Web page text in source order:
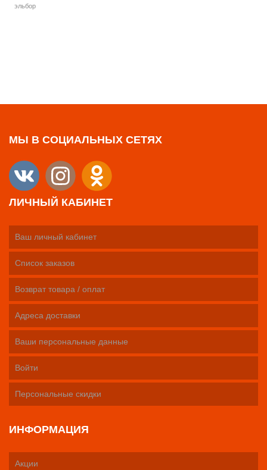
эльбор
МЫ В СОЦИАЛЬНЫХ СЕТЯХ
ЛИЧНЫЙ КАБИНЕТ
Ваш личный кабинет
Список заказов
Возврат товара / оплат
Адреса доставки
Ваши персональные данные
Войти
Персональные скидки
ИНФОРМАЦИЯ
Акции